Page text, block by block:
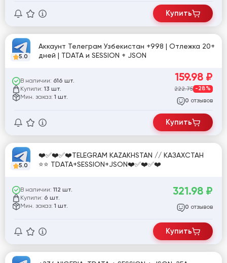
Купить
5.0
Аккаунт Телеграм Узбекистан +998 | Отлежка 20+
дней | TDATA и SESSION + JSON
В наличии: 616 шт.
Купили: 13 шт.
Мин. заказ: 1 шт.
159.98 ₽
222.75 -28%
0 отзывов
Купить
5.0
❤️✅❤️✅❤️TELEGRAM KAZAKHSTAN // КАЗАХСТАН
⭐⭐ TDATA+SESSION+JSON❤️✅❤️✅❤️
В наличии: 112 шт.
Купили: 6 шт.
Мин. заказ: 1 шт.
321.98 ₽
0 отзывов
Купить